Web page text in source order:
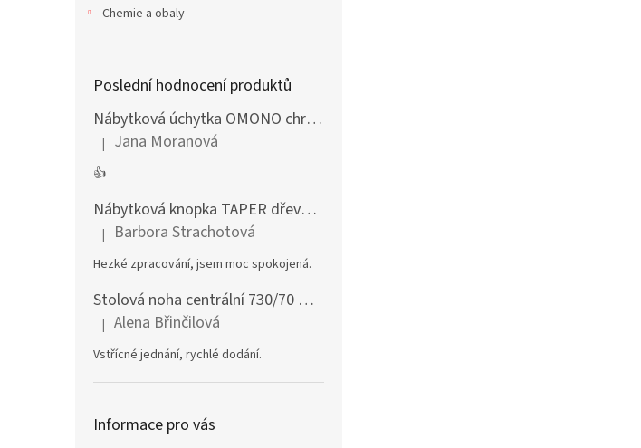
Chemie a obaly
Poslední hodnocení produktů
Nábytková úchytka OMONO chrom lesklý
Hodnocení produktu je 5 z 5 hvězdiček.
| Jana Moranová
👍
Nábytková knopka TAPER dřevěná dub lakovaný
Hodnocení produktu je 5 z 5 hvězdiček.
| Barbora Strachotová
Hezké zpracování, jsem moc spokojená.
Stolová noha centrální 730/70 mm stříbrná
Hodnocení produktu je 5 z 5 hvězdiček.
| Alena Břinčilová
Vstřícné jednání, rychlé dodání.
Informace pro vás